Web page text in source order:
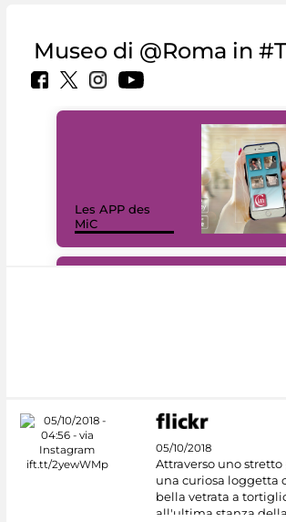
Museo di @Roma in
Les APP des
MiC
05/10/2018
Attraverso uno stretto
una curiosa loggetta
bella vetrata a
all'ultima stanza della